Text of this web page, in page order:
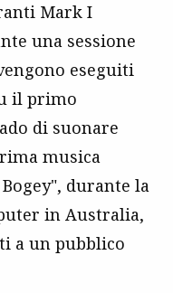
Mark I
una sessione
eseguiti
il primo
di suonare
musica
durante la
in Australia,
a un pubblico